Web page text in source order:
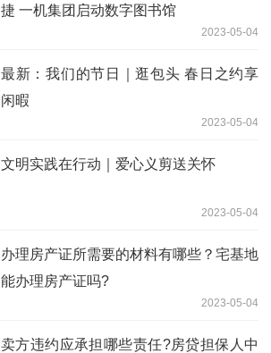
捷 一机集团启动数字图书馆
2023-05-04
最新：我们的节日｜逛包头 春日之约享
闲暇
2023-05-04
文明实践在行动｜爱心义剪送关怀
2023-05-04
办理房产证所需要的材料有哪些？宅基地
能办理房产证吗?
2023-05-04
卖方违约应承担哪些责任?房贷担保人中